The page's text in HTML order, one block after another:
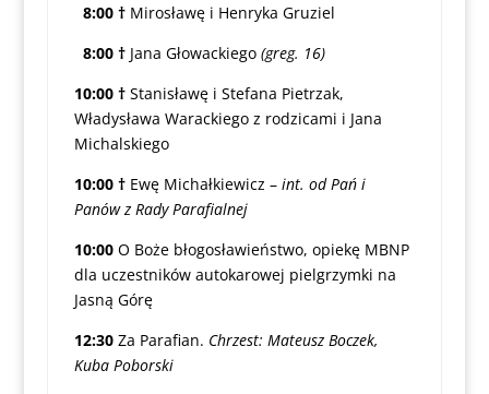
8:00 † Mirosławę i Henryka Gruziel
8:00 † Jana Głowackiego(greg. 16)
10:00 † Stanisławę i Stefana Pietrzak,
Władysława Warackiego z rodzicami i Jana
Michalskiego
10:00 † Ewę Michałkiewicz – int. od Pań i
Panów z Rady Parafialnej
10:00 O Boże błogosławieństwo, opiekę MBNP
dla uczestników autokarowej pielgrzymki na
Jasną Górę
12:30 Za Parafian. Chrzest: Mateusz Boczek,
Kuba Poborski